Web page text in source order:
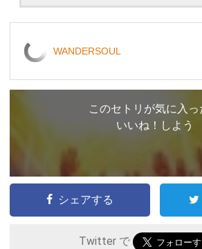
WANDERSOUL
このセトリが気に入っ
いいね！しよう
シェアする
Twitter で